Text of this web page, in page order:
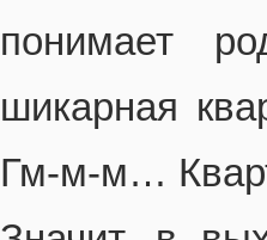
понимает
шикарная
Гм-м-м…